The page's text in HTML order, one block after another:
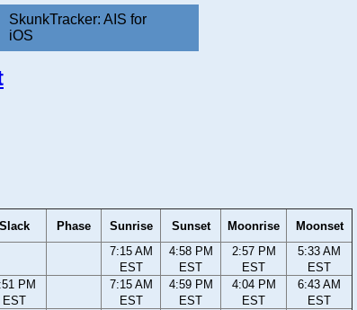
SkunkTracker: AIS for
iOS
Slack Phase Sunrise Sunset Moonrise
Moonset
7:15 AM
EST
4:58 PM
EST
2:57 PM
EST
5:33 AM
EST
PM
EST
7:15 AM
EST
4:59 PM
EST
4:04 PM
EST
6:43 AM
EST